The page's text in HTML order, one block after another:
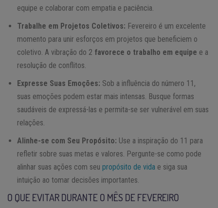
equipe e colaborar com empatia e paciência.
Trabalhe em Projetos Coletivos: Fevereiro é um excelente
momento para unir esforços em projetos que beneficiem o
coletivo. A vibração do 2 favorece o trabalho em equipe e a
resolução de conflitos.
Expresse Suas Emoções: Sob a influência do número 11,
suas emoções podem estar mais intensas. Busque formas
saudáveis de expressá-las e permita-se ser vulnerável em suas
relações.
Alinhe-se com Seu Propósito: Use a inspiração do 11 para
refletir sobre suas metas e valores. Pergunte-se como pode
alinhar suas ações com seu propósito de vida e siga sua
intuição ao tomar decisões importantes.
O QUE EVITAR DURANTE O MÊS DE FEVEREIRO